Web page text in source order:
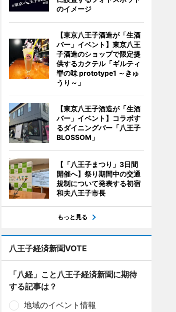
のイメージ
【東京八王子酒造が「生酒
バー」イベント】東京八王
子酒造のショップで限定提
供するカクテル「ギルティ
罪の味 prototype1 ～きゅ
うり～」
【東京八王子酒造が「生酒
バー」イベント】コラボす
るダイニングバー「八王子
BLOSSOM」
【「八王子まつり」3日間
開催へ】祭り期間中の交通
規制について発表する初宿
和夫八王子市長
もっと見る
八王子経済新聞VOTE
「八経」こと八王子経済新聞に期待
する記事は？
地域のイベント情報